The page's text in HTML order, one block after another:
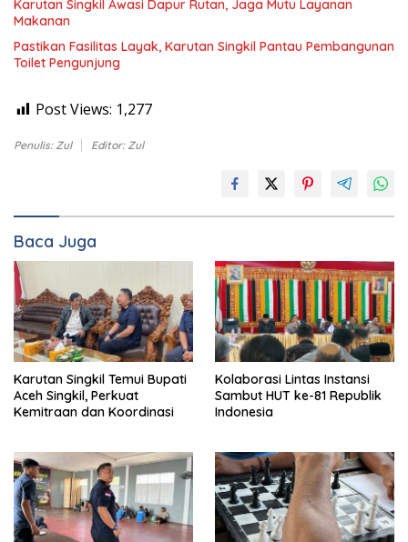
Karutan Singkil Awasi Dapur Rutan, Jaga Mutu Layanan
Makanan
Pastikan Fasilitas Layak, Karutan Singkil Pantau Pembangunan
Toilet Pengunjung
Post Views: 1,277
Penulis: Zul Editor: Zul
Baca Juga
Karutan Singkil Temui Bupati
Aceh Singkil, Perkuat
Kemitraan dan Koordinasi
Kolaborasi Lintas Instansi
Sambut HUT ke-81 Republik
Indonesia